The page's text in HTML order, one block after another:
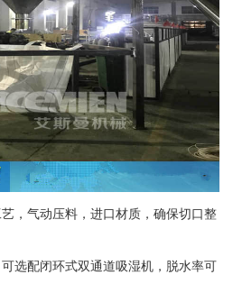
，气动压料，进口材质，确保切口整
选配闭环式双通道吸湿机，脱水率可